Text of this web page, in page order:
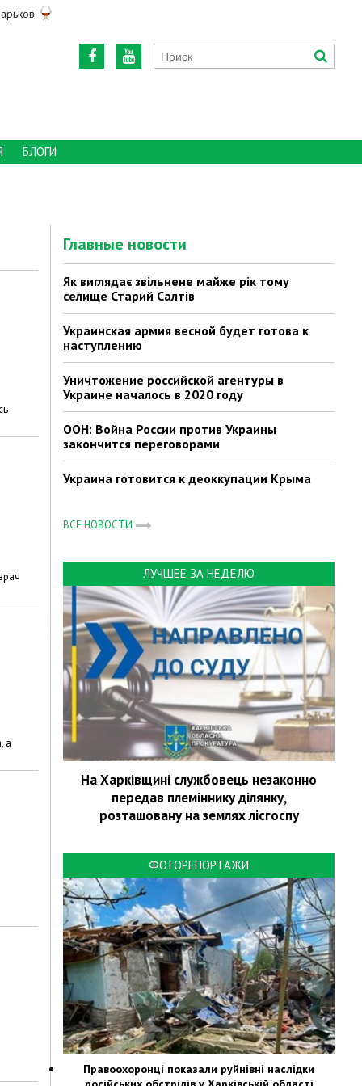
БЛОГИ
а
Главные новости
Як виглядає звільнене майже рік тому
селище Старий Салтів
Украинская армия весной будет готова к
наступлению
Уничтожение российской агентуры в
Украине началось в 2020 году
ООН: Война России против Украины
закончится переговорами
Украина готовится к деоккупации Крыма
ВСЕ НОВОСТИ
ЛУЧШЕЕ ЗА НЕДЕЛЮ
На Харківщині службовець незаконно
передав племіннику ділянку,
розташовану на землях лісгоспу
ФОТОРЕПОРТАЖИ
Правоохоронці показали руйнівні наслідки